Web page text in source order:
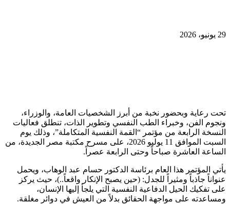
29 يونيو، 2026
تحت رعاية وبحضور نخبة من أبرز الشخصيات العامة، والوزراء،
ونجوم الفن، وخبراء الطب النفسي وتطوير الذات، تنطلق فعاليات
النسخة الرابعة من مؤتمر “القمة النفسية المتكاملة”، وذلك يوم
السبت الموافق 11 يوليو 2026، على مسرح مكتبة مصر الجديدة، من
الساعة العاشرة صباحاً وحتى الرابعة عصراً.
يأتي المؤتمر هذا العام برئاسة الدكتور حسام عبد الوهاب، ويحمل
عنواناً جاذباً ومثيراً للجدل: (حين يصبح الإنكار واقعاً..)، حيث يركز
على تفكيك الحيل الدفاعية النفسية التي يلجأ إليها الإنسان،
ومساعدته على مواجهة الحقائق بدلاً من العيش في دوائر مغلقة.